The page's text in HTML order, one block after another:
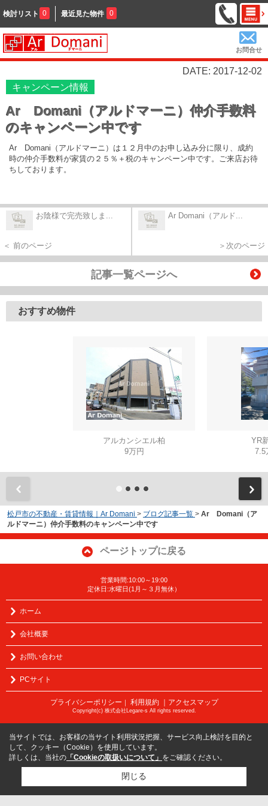
検討リスト 0 最近見た物件 0
お問合せ
DATE: 2017-12-02
キャンペーン情報
Ar Domani（アルドマーニ）仲介手数料
のキャンペーン中です
Ar Domani（アルドマーニ）は１２月中のお申し込み分に限り、成約
時の仲介手数料が家賃の２５％＋税のキャンペーン中です。ご来店お待
ちしております。
お陰様で完売致しま...
＜ 前のページ
Ar Domani（アルド...
＞次のページ
記事一覧ページへ
おすすめ物件
アルカンシエル柏
9万円
YR
7.5
松戸市の不動産・賃貸情報｜Ar Domani > ブログ記事一覧 > Ar Domani（ア
ルドマーニ）仲介手数料のキャンペーン中です
ページトップに戻る
営業時間:10:00～19:00
定休日:水曜日(1月～３月無休）
ホーム
会社概要
お問い合わせ
PCサイト
プライバシーポリシー ｜ 利用規約 ｜アクセスマップ
Copyright(c) 株式会社Legare-s All rights reserved.
当サイトでは、お客様の当サイト利用状況把握、サービス向上検討を目的と
して、クッキー（Cookie）を使用しています。
詳しくは、当社の 「Cookieの取扱いについて」 をご確認ください。
閉じる